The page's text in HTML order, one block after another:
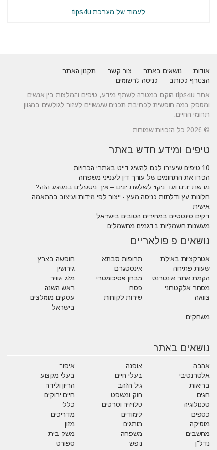
לעמוד של מערכת tips4u
אודות נושאים באתר צור קשר
תקנון האתר
הצטרף ככותב
כניסה לרשומים
אתר tips4u הוקם במטרה לשתף מידע, טיפים והמלצות בין אנשים
ומספק במה חופשית לכתיבת תכנים שעשויים לעזור לגולשים במגוון
תחומי החיים.
© 2026 כל הזכויות שמורות
טיפים ומידע חדש באתר
10 טיפים שיעזרו לכם להשיג דייט באתרי הכרויות
הכירו את התחומים של עורך דין לענייני משפחה
מרשת יונים ועד ניקוי לשלשת יונים – איך מטפלים במפגע הזה?
חלונות עץ ודלתות כניסה מעץ - ייצור לפי מידות ועיצוב בהתאמה
אישית
דקים סינטטיים במחירים הטובים בישראל
מעשנות חשמליות בדגמים מחשמלים
נושאים פופולאריים
אטרקציות באילת תרופות סבתא
חופשה בארץ
שעות פתיחה
אינסטגרם
גירושין
הקמת אתר אינטרנט
מבחן פסיכומטרי
מזג אוויר
מסחר אלקטרוני
פסח
ראש השנה
צוואה
שירות לקוחות
עסקים מומלצים
בישראל
משחקים
נושאים באתר
אהבה אופנה
איפור
אלטרנטיבי
בעלי חיים
בעלי מקצוע
בריאות
גיל הזהב
הריון ולידה
חגים
חוק ומשפט
חיים ירוקים
טכנולוגיה
טלויזיה וסרטים
כללי
כספים
לימודים
מדריכים
מוסיקה
מותגים
מזון
מחשבים
משפחה
משק בית
נדל"ן
נופש
ספורט